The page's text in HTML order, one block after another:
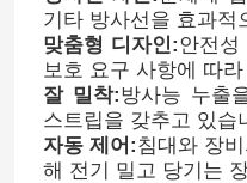
기타 방사선을 효과적
맞춤형 디자인:안전성
보호 요구 사항에 따
잘 밀착:방사능 누출
스트립을 갖추고 있습
자동 제어:침대와 장
해 전기 밀고 당기는